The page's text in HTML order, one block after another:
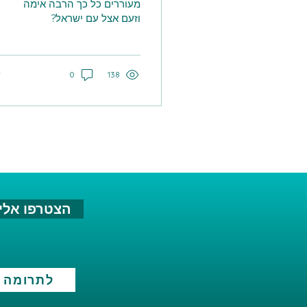
מעוררים כל כך הרבה אימה
וזעם אצל עם ישראל?
טיהור אתני...
138
0
הצטרפו
לתרומה